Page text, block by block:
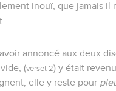
inouï, que jamais il
annoncé aux deux
(verset 2) y était
elle y reste pour